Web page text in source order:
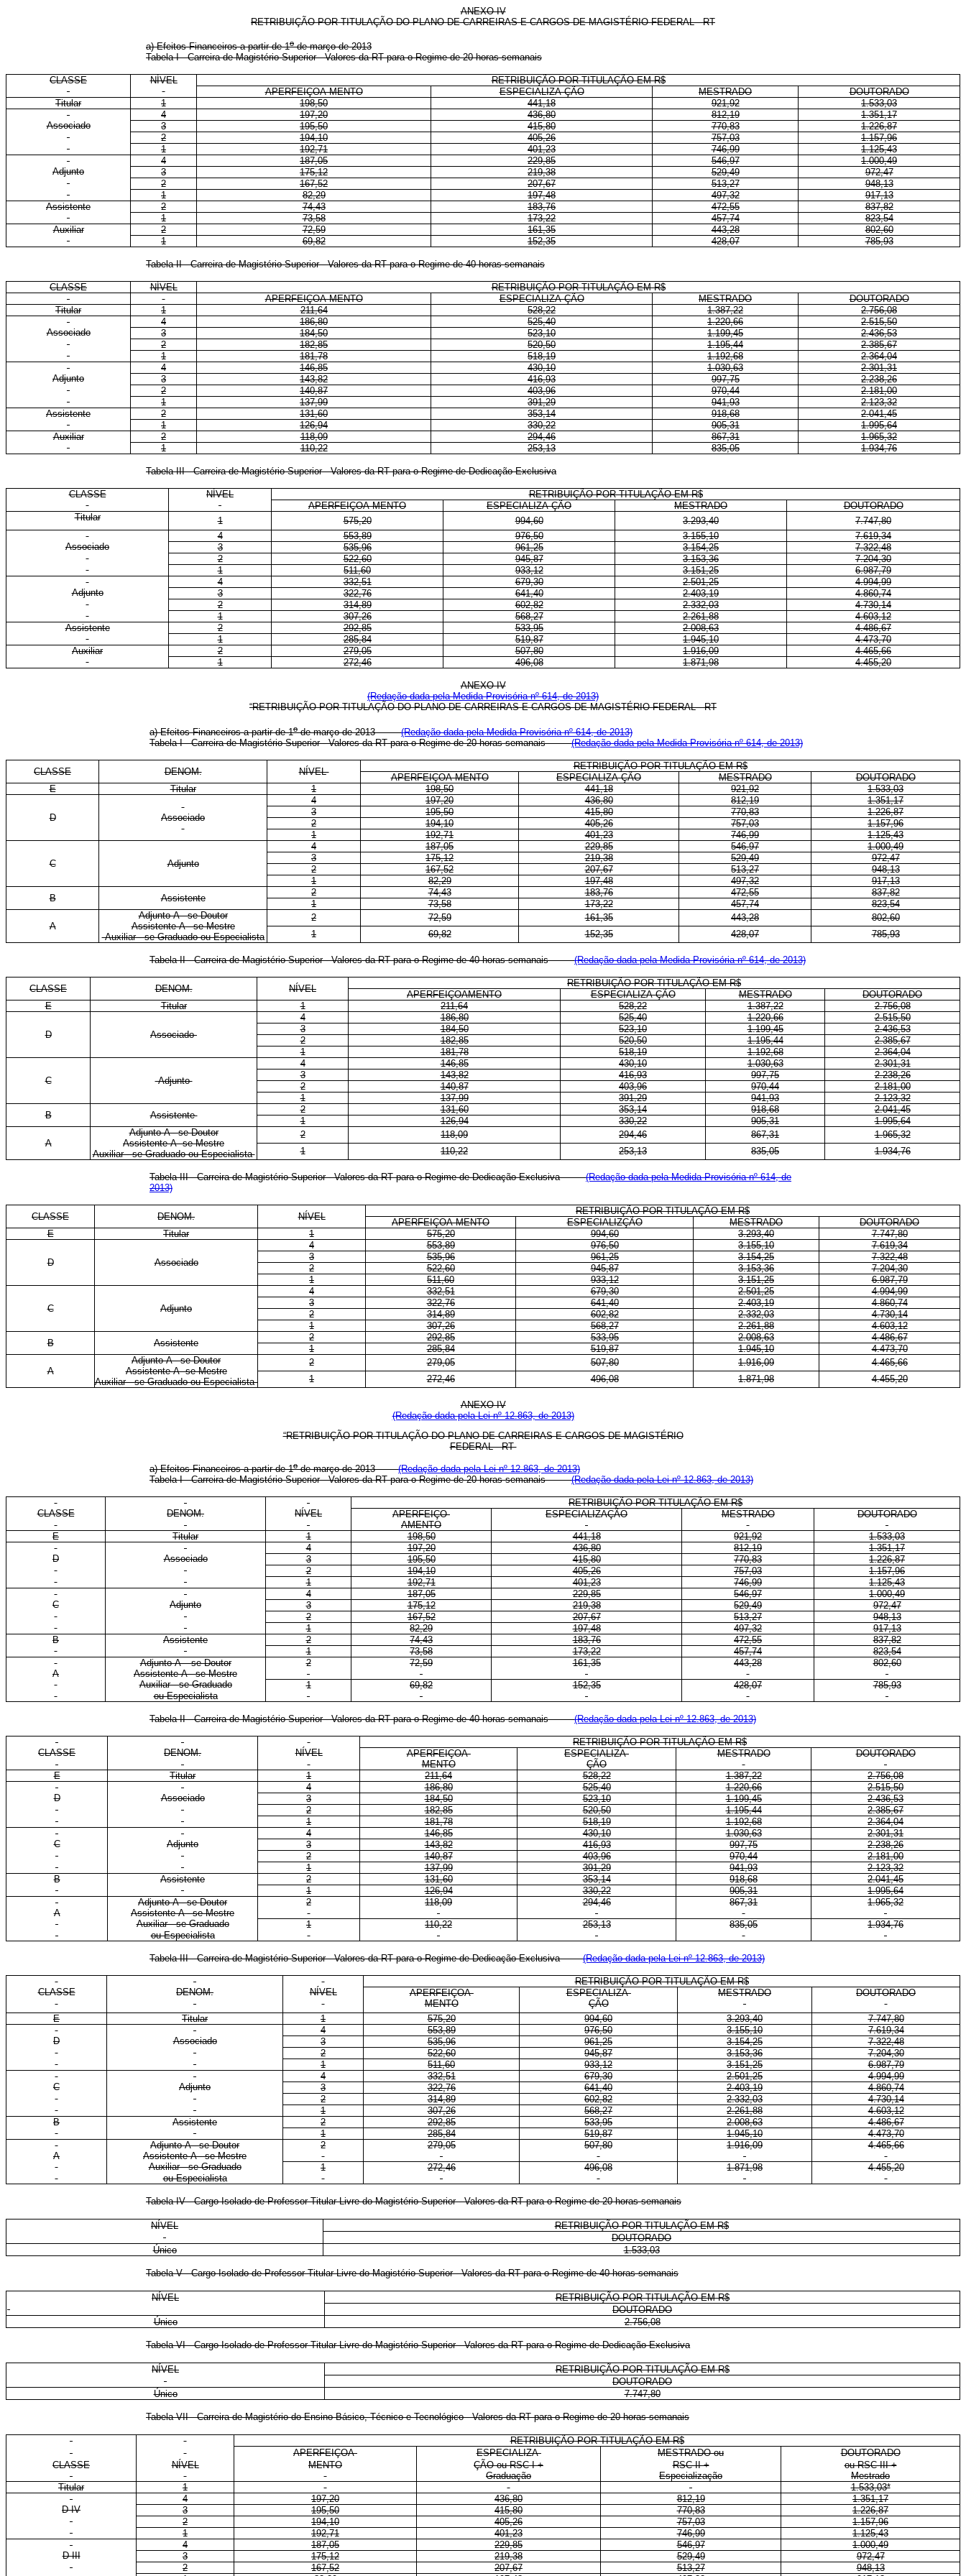
ANEXO IV
RETRIBUIÇÃO POR TITULAÇÃO DO PLANO DE CARREIRAS E CARGOS DE MAGISTÉRIO FEDERAL - RT
a) Efeitos Financeiros a partir de 1ode março de 2013
Tabela I - Carreira de Magistério Superior - Valores da RT para o Regime de 20 horas semanais
CLASSE NÍVEL
RETRIBUIÇÃO POR TITULAÇÃO EM R$
APERFEIÇOA-MENTO
ESPECIALIZA-ÇÃO MESTRADO
DOUTORADO
Titular
1 198,50 441,18 921,92
1.533,03
4
197,20 436,80 812,19
1.351,17
Associado
3 195,50 415,80 770,83
1.226,87
2
194,10 405,26 757,03
1.157,96
1
192,71 401,23 746,99
1.125,43
4
187,05 229,85 546,97
1.000,49
Adjunto
3 175,12 219,38 529,49
972,47
2
167,52 207,67 513,27
948,13
1
82,29 197,48 497,32
917,13
Assistente
2 74,43 183,76 472,55
837,82
1
73,58 173,22 457,74
823,54
Auxiliar
2 72,59 161,35 443,28
802,60
1
69,82 152,35 428,07 785,93
Tabela II - Carreira de Magistério Superior - Valores da RT para o Regime de 40 horas semanais
CLASSE NÍVEL
RETRIBUIÇÃO POR TITULAÇÃO EM R$
APERFEIÇOA-MENTO
ESPECIALIZA-ÇÃO MESTRADO
DOUTORADO
Titular
1 211,64 528,22 1.387,22
2.756,08
4
186,80 525,40 1.220,66
2.515,50
Associado
3 184,50 523,10 1.199,45
2.436,53
2
182,85 520,50 1.195,44
2.385,67
1
181,78 518,19 1.192,68
2.364,04
4
146,85 430,10 1.030,63
2.301,31
Adjunto
3 143,82 416,93 997,75
2.238,26
2
140,87 403,96 970,44
2.181,00
1
137,99 391,29 941,93
2.123,32
Assistente
2 131,60 353,14 918,68
2.041,45
1
126,94 330,22 905,31
1.995,64
Auxiliar
2 118,09 294,46 867,31
1.965,32
1
110,22 253,13 835,05 1.934,76
Tabela III - Carreira de Magistério Superior -Valores da RT para o Regimede Dedicação Exclusiva
CLASSE NÍVEL
RETRIBUIÇÃO POR TITULAÇÃO EM R$
APERFEIÇOA-MENTO
ESPECIALIZA-ÇÃO MESTRADO
DOUTORADO
Titular
1 575,20 994,60 3.293,40
7.747,80
4
553,89 976,50 3.155,10
7.619,34
Associado
3 535,96 961,25 3.154,25
7.322,48
2
522,60 945,87 3.153,36
7.204,30
1
511,60 933,12 3.151,25
6.987,79
4
332,51 679,30 2.501,25
4.994,99
Adjunto
3 322,76 641,40 2.403,19
4.860,74
2
314,89 602,82 2.332,03
4.730,14
1
307,26 568,27 2.261,88
4.603,12
Assistente
2 292,85 533,95 2.008,63
4.486,67
1
285,84 519,87 1.945,10
4.473,70
Auxiliar
2 279,05 507,80 1.916,09
4.465,66
1
272,46 496,08 1.871,98 4.455,20
ANEXO IV
(Redação dada pela Medida Provisória nº 614, de 2013)
“RETRIBUIÇÃO POR TITULAÇÃO DO PLANO DE CARREIRAS E CARGOS DE MAGISTÉRIO FEDERAL - RT
a) Efeitos Financeiros a partir de 1ode março de 2013(Redação dada pela Medida Provisória nº 614, de 2013)
Tabela I - Carreira de Magistério Superior - Valores da RT para o Regime de 20 horas semanais(Redação dada pela Medida Provisória nº 614, de 2013)
CLASSE DENOM. NÍVEL
RETRIBUIÇÃO POR TITULAÇÃO EM R$
APERFEIÇOA-MENTO
ESPECIALIZA-ÇÃO MESTRADO
DOUTORADO
E
Titular 1 198,50 441,18 921,92 1.533,03
D Associado
4 197,20 436,80 812,19
1.351,17
3
195,50 415,80 770,83
1.226,87
2
194,10 405,26 757,03
1.157,96
1
192,71 401,23 746,99 1.125,43
C Adjunto
4 187,05 229,85 546,97
1.000,49
3
175,12 219,38 529,49
972,47
2
167,52 207,67 513,27
948,13
1
82,29 197,48 497,32
917,13
B
Assistente
2 74,43 183,76 472,55
837,82
1
73,58 173,22 457,74 823,54
A
Adjunto-A - se Doutor
Assistente-A - se Mestre
Auxiliar - se Graduado ou Especialista
2 72,59 161,35 443,28
802,60
1
69,82 152,35 428,07 785,93
Tabela II - Carreira de Magistério Superior - Valores da RT para o Regime de 40 horas semanais(Redação dada pela Medida Provisória nº 614, de 2013)
CLASSE DENOM. NÍVEL
RETRIBUIÇÃO POR TITULAÇÃO EM R$
APERFEIÇOAMENTO
ESPECIALIZA-ÇÃO MESTRADO
DOUTORADO
E
Titular 1 211,64 528,22 1.387,22 2.756,08
D Associado
4 186,80 525,40 1.220,66
2.515,50
3
184,50 523,10 1.199,45
2.436,53
2
182,85 520,50 1.195,44
2.385,67
1
181,78 518,19 1.192,68 2.364,04
C Adjunto
4 146,85 430,10 1.030,63
2.301,31
3
143,82 416,93 997,75
2.238,26
2
140,87 403,96 970,44
2.181,00
1
137,99 391,29 941,93
2.123,32
B
Assistente
2 131,60 353,14 918,68
2.041,45
1
126,94 330,22 905,31 1.995,64
A
Adjunto-A - se Doutor
Assistente-A se Mestre
Auxiliar - se Graduado ou Especialista
2 118,09 294,46 867,31
1.965,32
1
110,22 253,13 835,05 1.934,76
Tabela III - Carreira de Magistério Superior - Valores da RT para o Regime de Dedicação Exclusiva(Redação dada pela Medida Provisória nº 614, de
2013)
CLASSE DENOM. NÍVEL
RETRIBUIÇÃO POR TITULAÇÃO EM R$
APERFEIÇOA-MENTO
ESPECIALIZÇÃO MESTRADO
DOUTORADO
E
Titular 1 575,20 994,60 3.293,40 7.747,80
D Associado
4 553,89 976,50 3.155,10
7.619,34
3
535,96 961,25 3.154,25
7.322,48
2
522,60 945,87 3.153,36
7.204,30
1
511,60 933,12 3.151,25 6.987,79
C Adjunto
4 332,51 679,30 2.501,25
4.994,99
3
322,76 641,40 2.403,19
4.860,74
2
314,89 602,82 2.332,03
4.730,14
1
307,26 568,27 2.261,88
4.603,12
B
Assistente
2 292,85 533,95 2.008,63
4.486,67
1
285,84 519,87 1.945,10 4.473,70
A
Adjunto-A - se Doutor
Assistente-A se Mestre
Auxiliar - se Graduado ou Especialista
2 279,05 507,80 1.916,09
4.465,66
1
272,46 496,08 1.871,98 4.455,20
ANEXO IV
(Redação dada pela Lei nº 12.863, de 2013)
“RETRIBUIÇÃO POR TITULAÇÃO DO PLANO DE CARREIRAS E CARGOS DE MAGISTÉRIO
FEDERAL - RT
a) Efeitos Financeiros a partir de 1ode março de 2013(Redação dada pela Lei nº 12.863, de 2013)
Tabela I - Carreira de Magistério Superior - Valores da RT para o Regime de 20 horas semanais
(Redação dada pela Lei nº 12.863, de 2013)
RETRIBUIÇÃO POR TITULAÇÃO EM R$
CLASSE
DENOM. NÍVEL APERFEIÇO- ESPECIALIZAÇÃO MESTRADO
DOUTORADO
AMENTO
E
Titular 1 198,50 441,18 921,92
1.533,03
4
197,20 436,80 812,19
1.351,17
D
Associado 3 195,50 415,80 770,83
1.226,87
2
194,10 405,26 757,03
1.157,96
1
192,71 401,23 746,99
1.125,43
4
187,05 229,85 546,97
1.000,49
C
Adjunto 3 175,12 219,38 529,49
972,47
2
167,52 207,67 513,27
948,13
1
82,29 197,48 497,32
917,13
B
Assistente 2 74,43 183,76 472,55
837,82
1
73,58 173,22 457,74
823,54
Adjunto-A – se Doutor
2 72,59 161,35 443,28
802,60
A
Assistente-A - se Mestre
Auxiliar - se Graduado
1 69,82 152,35 428,07
785,93
ou Especialista
Tabela II - Carreira de Magistério Superior - Valores da RT para o Regime de 40 horas semanais (Redação dada pela Lei nº 12.863, de 2013)
RETRIBUIÇÃO POR TITULAÇÃO EM R$
CLASSE
DENOM. NÍVEL APERFEIÇOA- ESPECIALIZA- MESTRADO
DOUTORADO
MENTO
ÇÃO
E
Titular 1 211,64 528,22 1.387,22
2.756,08
4
186,80 525,40 1.220,66
2.515,50
D
Associado 3 184,50 523,10 1.199,45
2.436,53
2
182,85 520,50 1.195,44
2.385,67
1
181,78 518,19 1.192,68
2.364,04
4
146,85 430,10 1.030,63
2.301,31
C
Adjunto 3 143,82 416,93 997,75
2.238,26
2
140,87 403,96 970,44
2.181,00
1
137,99 391,29 941,93
2.123,32
B
Assistente 2 131,60 353,14 918,68
2.041,45
1
126,94 330,22 905,31
1.995,64
Adjunto-A - se Doutor
2 118,09 294,46 867,31
1.965,32
A
Assistente-A - se Mestre
Auxiliar - se Graduado
1 110,22 253,13 835,05
1.934,76
ou Especialista
Tabela III - Carreira de Magistério Superior - Valores da RT para o Regime de Dedicação Exclusiva (Redação dada pela Lei nº 12.863, de 2013)
RETRIBUIÇÃO POR TITULAÇÃO EM R$
CLASSE
DENOM. NÍVEL APERFEIÇOA- ESPECIALIZA- MESTRADO
DOUTORADO
MENTO
ÇÃO
E
Titular 1 575,20 994,60 3.293,40
7.747,80
4
553,89 976,50 3.155,10
7.619,34
D
Associado 3 535,96 961,25 3.154,25
7.322,48
2
522,60 945,87 3.153,36
7.204,30
1
511,60 933,12 3.151,25
6.987,79
4
332,51 679,30 2.501,25
4.994,99
C
Adjunto 3 322,76 641,40 2.403,19
4.860,74
2
314,89 602,82 2.332,03
4.730,14
1
307,26 568,27 2.261,88
4.603,12
B
Assistente 2 292,85 533,95 2.008,63
4.486,67
1
285,84 519,87 1.945,10
4.473,70
Adjunto-A - se Doutor
2 279,05 507,80 1.916,09
4.465,66
A
Assistente-A - se Mestre
Auxiliar - se Graduado
1 272,46 496,08 1.871,98
4.455,20
ou Especialista
Tabela IV - Cargo Isolado de Professor Titular-Livre do Magistério Superior - Valores da RT para o Regime de 20 horas semanais
NÍVEL
RETRIBUIÇÃO POR TITULAÇÃO EM R$
DOUTORADO
Único
1.533,03
Tabela V - Cargo Isolado de Professor Titular-Livre do Magistério Superior - Valores da RT para o Regime de 40 horas semanais
NÍVEL
RETRIBUIÇÃO POR TITULAÇÃO EM R$
DOUTORADO
Único
2.756,08
Tabela VI - Cargo Isolado de Professor Titular-Livre do Magistério Superior - Valores da RT para o Regime de Dedicação Exclusiva
NÍVEL
RETRIBUIÇÃO POR TITULAÇÃO EM R$
DOUTORADO
Único
7.747,80
Tabela VII - Carreira de Magistério do Ensino Básico, Técnico e Tecnológico - Valores da RT para o Regime de 20 horas semanais
RETRIBUIÇÃO POR TITULAÇÃO EM R$
APERFEIÇOA-
ESPECIALIZA- MESTRADO ou
DOUTORADO
CLASSE
NÍVEL MENTO ÇÃO ou RSC-I + RSC-II +
ou RSC-III +
Graduação
Especialização
Mestrado
Titular
1
1.533,03*
4
197,20 436,80 812,19
1.351,17
D IV
3 195,50 415,80 770,83
1.226,87
2
194,10 405,26 757,03
1.157,96
1
192,71 401,23 746,99
1.125,43
4
187,05 229,85 546,97
1.000,49
D III
3 175,12 219,38 529,49
972,47
2
167,52 207,67 513,27
948,13